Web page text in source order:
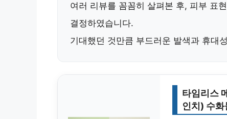
여러 리뷰를 꼼꼼히 살펴본 후, 피부 표
결정하였습니다.
기대했던 것만큼 부드러운 발색과 휴대성
타임리스
인치) 수화